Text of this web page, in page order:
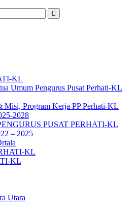
KL
Umum Pengurus Pusat Perhati-KL
Misi, Program Kerja PP Perhati-KL
2028
PUSAT PERHATI-KL
– 2025
KL
KL
Utara